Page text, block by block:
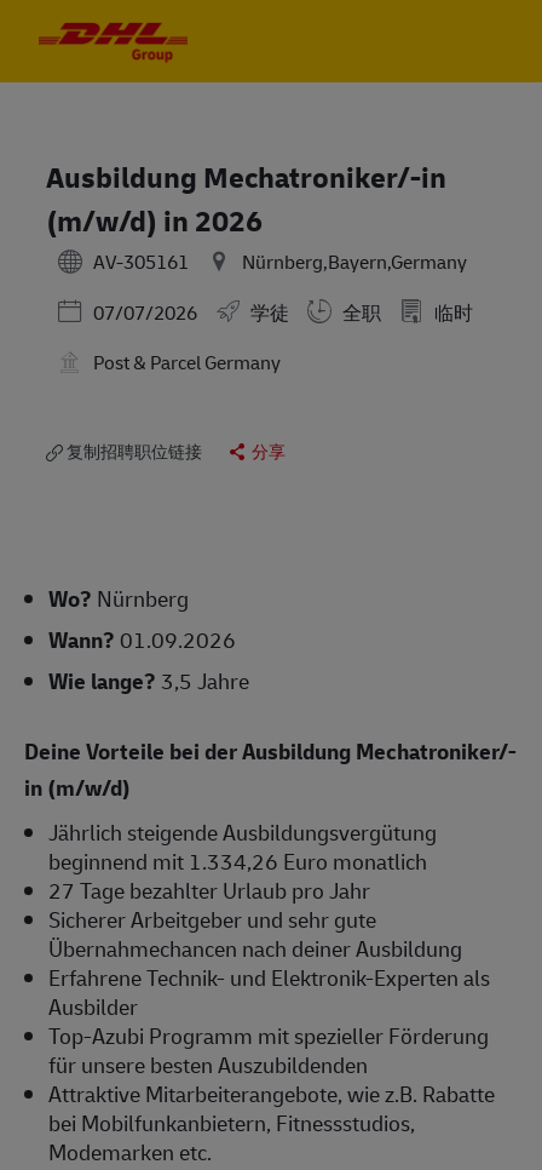
Ausbildung Mechatroniker/-in
(m/w/d) in 2026
AV-305161
Nürnberg,Bayern,Germany
Posted Date
07/07/2026 学徒 全职
临时
Post & Parcel Germany
复制招聘职位链接 分享
Wo? Nürnberg
Wann? 01.09.2026
Wie lange? 3,5 Jahre
Deine Vorteile bei der Ausbildung Mechatroniker/-
in (m/w/d)
Jährlich steigende Ausbildungsvergütung
beginnend mit 1.334,26 Euro monatlich
27 Tage bezahlter Urlaub pro Jahr
Sicherer Arbeitgeber und sehr gute
Übernahmechancen nach deiner Ausbildung
Erfahrene Technik- und Elektronik-Experten als
Ausbilder
Top-Azubi Programm mit spezieller Förderung
für unsere besten Auszubildenden
Attraktive Mitarbeiterangebote, wie z.B. Rabatte
bei Mobilfunkanbietern, Fitnessstudios,
Modemarken etc.